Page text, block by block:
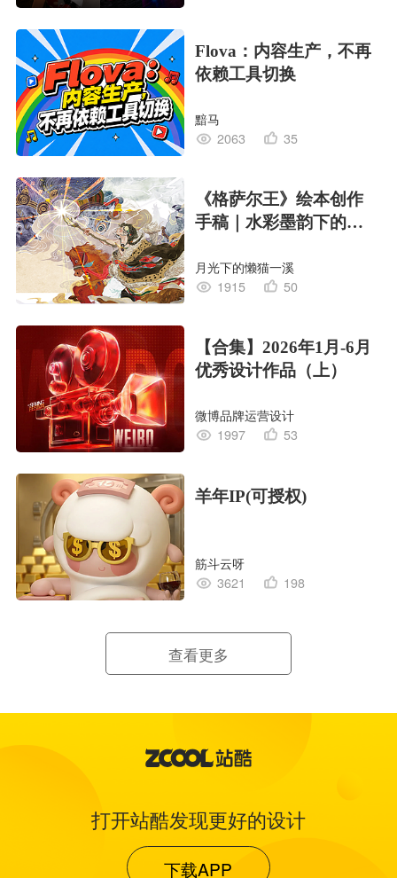
Flova：内容生产，不再
依赖工具切换
黯马
2063
35
《格萨尔王》绘本创作
手稿｜水彩墨韵下的史
月光下的懒猫一溪
1915
50
【合集】2026年1月-6月
优秀设计作品（上）
微博品牌运营设计
1997
53
羊年IP(可授权)
筋斗云呀
3621
198
查看更多
打开站酷发现更好的设计
下载APP